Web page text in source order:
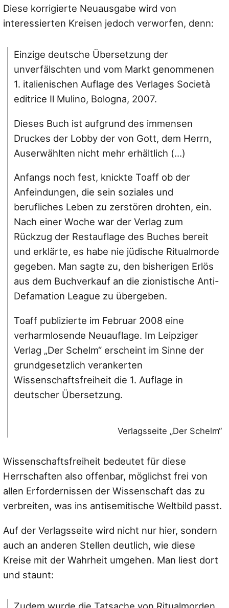
Diese korrigierte Neuausgabe wird von
interessierten Kreisen jedoch verworfen, denn:
Einzige deutsche Übersetzung der
unverfälschten und vom Markt genommenen
1. italienischen Auflage des Verlages Società
editrice Il Mulino, Bologna, 2007.
Dieses Buch ist aufgrund des immensen
Druckes der Lobby der von Gott, dem Herrn,
Auserwählten nicht mehr erhältlich (…)
Anfangs noch fest, knickte Toaff ob der
Anfeindungen, die sein soziales und
berufliches Leben zu zerstören drohten, ein.
Nach einer Woche war der Verlag zum
Rückzug der Restauflage des Buches bereit
und erklärte, es habe nie jüdische Ritualmorde
gegeben. Man sagte zu, den bisherigen Erlös
aus dem Buchverkauf an die zionistische Anti-
Defamation League zu übergeben.
Toaff publizierte im Februar 2008 eine
verharmlosende Neuauflage. Im Leipziger
Verlag „Der Schelm“ erscheint im Sinne der
grundgesetzlich verankerten
Wissenschaftsfreiheit die 1. Auflage in
deutscher Übersetzung.
Verlagsseite „Der Schelm“
Wissenschaftsfreiheit bedeutet für diese
Herrschaften also offenbar, möglichst frei von
allen Erfordernissen der Wissenschaft das zu
verbreiten, was ins antisemitische Weltbild passt.
Auf der Verlagsseite wird nicht nur hier, sondern
auch an anderen Stellen deutlich, wie diese
Kreise mit der Wahrheit umgehen. Man liest dort
und staunt: